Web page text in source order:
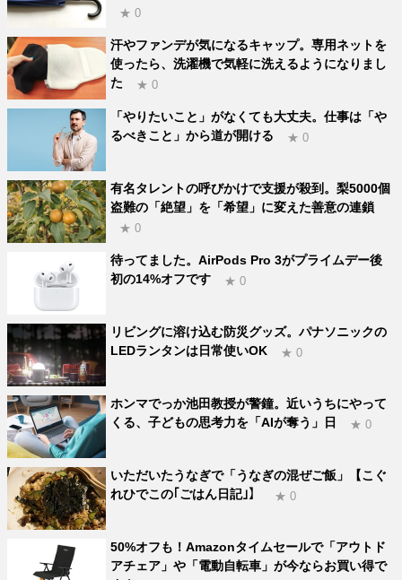
★ 0
汗やファンデが気になるキャップ。専用ネットを
使ったら、洗濯機で気軽に洗えるようになりまし
た
★ 0
「やりたいこと」がなくても大丈夫。仕事は「や
るべきこと」から道が開ける
★ 0
有名タレントの呼びかけで支援が殺到。梨5000個
盗難の「絶望」を「希望」に変えた善意の連鎖
★ 0
待ってました。AirPods Pro 3がプライムデー後
初の14%オフです
★ 0
リビングに溶け込む防災グッズ。パナソニックの
LEDランタンは日常使いOK
★ 0
ホンマでっか池田教授が警鐘。近いうちにやって
くる、子どもの思考力を「AIが奪う」日
★ 0
いただいたうなぎで「うなぎの混ぜご飯」【こぐ
れひでこの｢ごはん日記｣】
★ 0
50%オフも！Amazonタイムセールで「アウトド
アチェア」や「電動自転車」が今ならお買い得で